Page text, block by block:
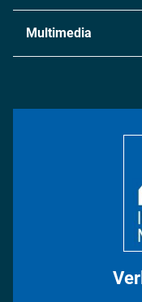
Metall
Energie
Multimedia